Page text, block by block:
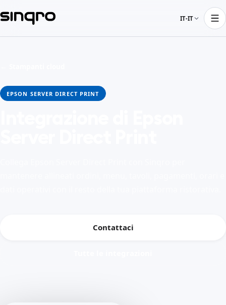
IT-IT
EPSON SERVER DIRECT PRINT
Contattaci